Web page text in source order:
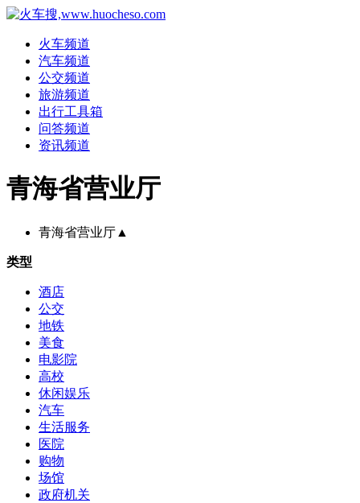
火车频道
汽车频道
公交频道
旅游频道
出行工具箱
问答频道
资讯频道
青海省营业厅
青海省营业厅 ▲
类型
酒店
公交
地铁
美食
电影院
高校
休闲娱乐
汽车
生活服务
医院
购物
场馆
政府机关